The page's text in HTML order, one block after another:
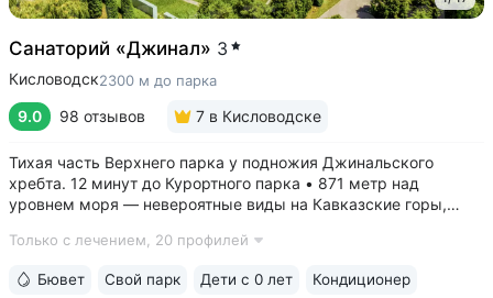
Санаторий «Джинал» 3
Кисловодск2300 м до парка
9.0 98 отзывов 7 в Кисловодске
Тихая часть Верхнего парка у подножия Джинальского
хребта. 12 минут до Курортного парка • 871 метр над
уровнем моря ­— невероятные виды на Кавказские горы,
расположены лучшие смотровые площадки Кисловодска •
Только с лечением, 20 профилей
Бювет Свой парк Дети с 0 лет Кондиционер